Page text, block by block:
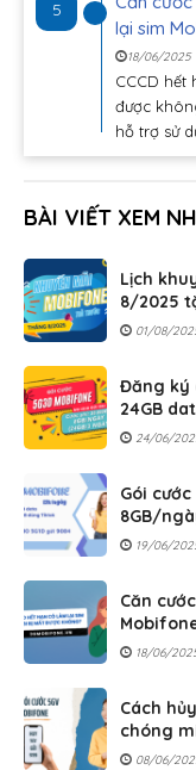
5
lại sim
18/06/2025
CCCD
được
hỗ trợ sử
BÀI VIẾT XEM
Lịch
8/2025
01/08/
Đăng ký
24GB
24/06/
Gói
8GB/
19/06/
Căn
18/06/
Cách
chóng
08/06/